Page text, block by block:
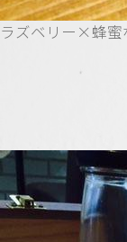
ラズベリー×蜂蜜